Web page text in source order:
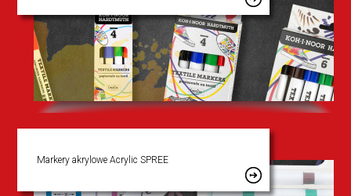
Markery akrylowe Acrylic SPREE